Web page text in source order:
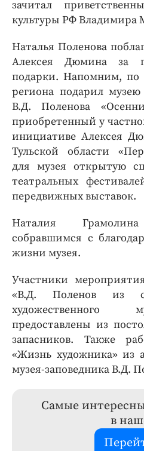
зачитал
культуры РФ Владимира
Наталья Поленова
Алексея Дюмина за
подарки. Напомним, по
региона подарил
В.Д. Поленова
приобретенный у
инициативе Алексея
Тульской области
для музея открытую
театральных
передвижных выставок.
Наталия
собравшимся с
жизни музея.
Участники
«В.Д. Поленов из
художественного
предоставлены из
запасников. Также
«Жизнь художника» из
музея-заповедника В.Д.
Самые
в